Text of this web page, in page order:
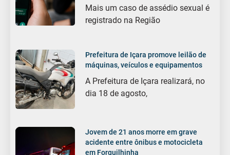
Mais um caso de assédio sexual é
registrado na Região
Prefeitura de Içara promove leilão de
máquinas, veículos e equipamentos
A Prefeitura de Içara realizará, no
dia 18 de agosto,
Jovem de 21 anos morre em grave
acidente entre ônibus e motocicleta
em Forquilhinha